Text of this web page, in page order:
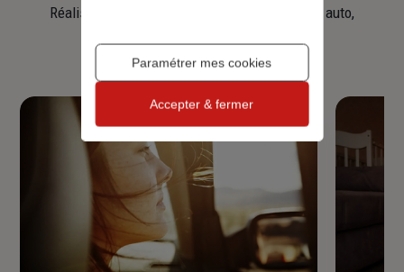
Réalisez une simulation tarifaire d'assurance, auto,
Paramétrer mes cookies
Accepter & fermer